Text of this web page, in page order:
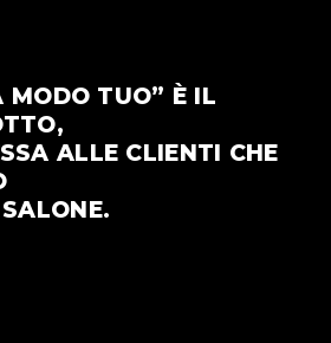
MODO TUO” È IL
ALLE CLIENTI CHE